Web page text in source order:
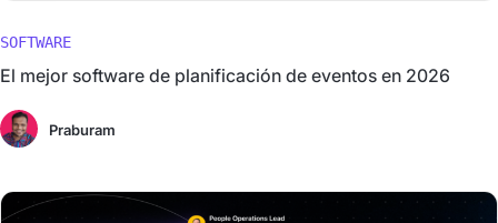
SOFTWARE
El mejor software de planificación de eventos en 2026
Praburam